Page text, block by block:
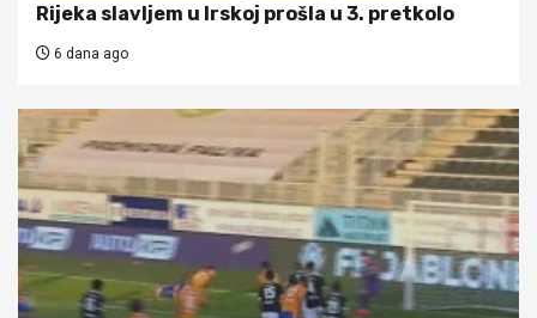
Rijeka slavljem u Irskoj prošla u 3. pretkolo
6 dana ago